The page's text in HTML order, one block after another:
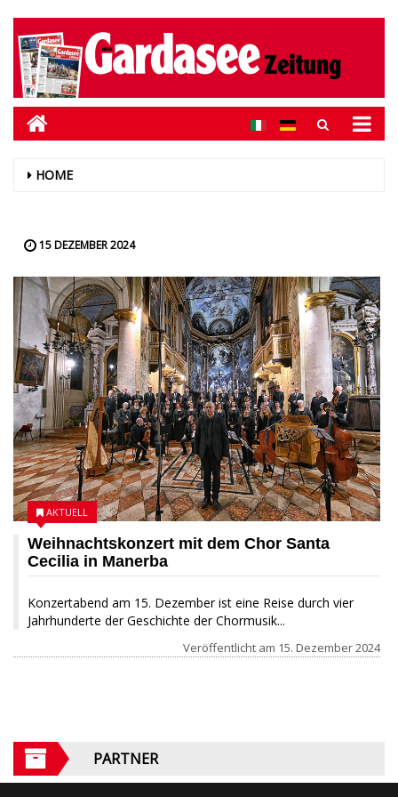
HOME
15 DEZEMBER 2024
Weihnachtskonzert mit dem Chor Santa
Cecilia in Manerba
Konzertabend am 15. Dezember ist eine Reise durch vier
Jahrhunderte der Geschichte der Chormusik...
AKTUELL
Veröffentlicht am 15. Dezember 2024
PARTNER